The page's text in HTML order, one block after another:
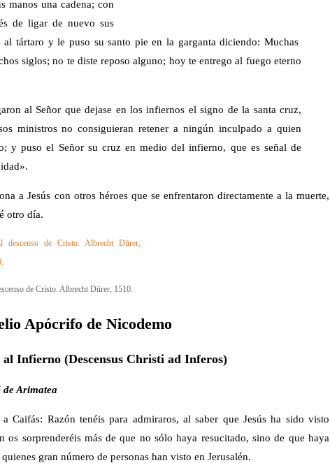
manos una cadena; con
de ligar de nuevo sus
al tártaro y le puso su santo pie en la garganta diciendo: Muchas
siglos; no te diste reposo alguno; hoy te entrego al fuego eterno
al Señor que dejase en los infiernos el signo de la santa cruz,
ministros no consiguieran retener a ningún inculpado a quien
y puso el Señor su cruz en medio del infierno, que es señal de
a Jesús con otros héroes que se enfrentaron directamente a la muerte,
otro día.
de Cristo. Albrecht Dürer, 1510.
Apócrifo de Nicodemo
al Infierno (Descensus Christi ad Inferos)
de Arimatea
Caifás: Razón tenéis para admiraros, al saber que Jesús ha sido visto
os sorprenderéis más de que no sólo haya resucitado, sino de que haya
gran número de personas han visto en Jerusalén.